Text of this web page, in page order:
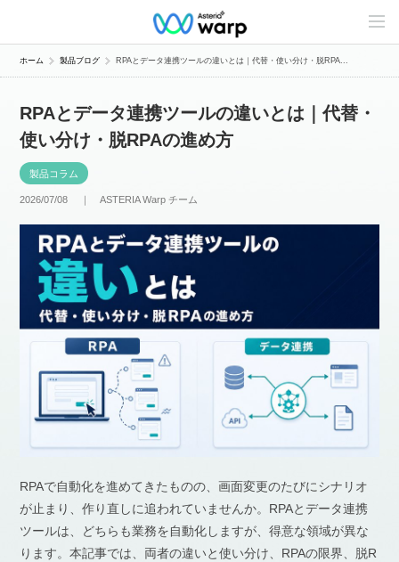
C
n
e
ホーム 製品ブログ RPAとデータ連携ツールの違いとは｜代替・使い分け・脱RPA...
RPAとデータ連携ツールの違いとは｜代替・
使い分け・脱RPAの進め方
製品コラム
2026/07/08 ｜ASTERIA Warp チーム
RPAで自動化を進めてきたものの、画面変更のたびにシナリオ
が止まり、作り直しに追われていませんか。RPAとデータ連携
ツールは、どちらも業務を自動化しますが、得意な領域が異な
ります。本記事では、両者の違いと使い分け、RPAの限界、脱R